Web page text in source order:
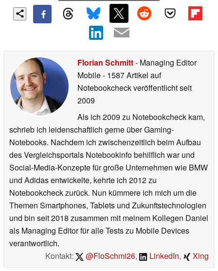
Florian Schmitt- Managing Editor
Mobile- 1587 Artikel auf
Notebookcheck veröffentlichtseit
2009
Als ich 2009 zu Notebookcheck kam,
schrieb ich leidenschaftlich gerne über Gaming-
Notebooks. Nachdem ich zwischenzeitlich beim Aufbau
des Vergleichsportals Notebookinfo behilflich war und
Social-Media-Konzepte für große Unternehmen wie BMW
und Adidas entwickelte, kehrte ich 2012 zu
Notebookcheck zurück. Nun kümmere ich mich um die
Themen Smartphones, Tablets und Zukunftstechnologien
und bin seit 2018 zusammen mit meinem Kollegen Daniel
als Managing Editor für alle Tests zu Mobile Devices
verantwortlich.
Kontakt:
@FloSchmi26, LinkedIn, Xing